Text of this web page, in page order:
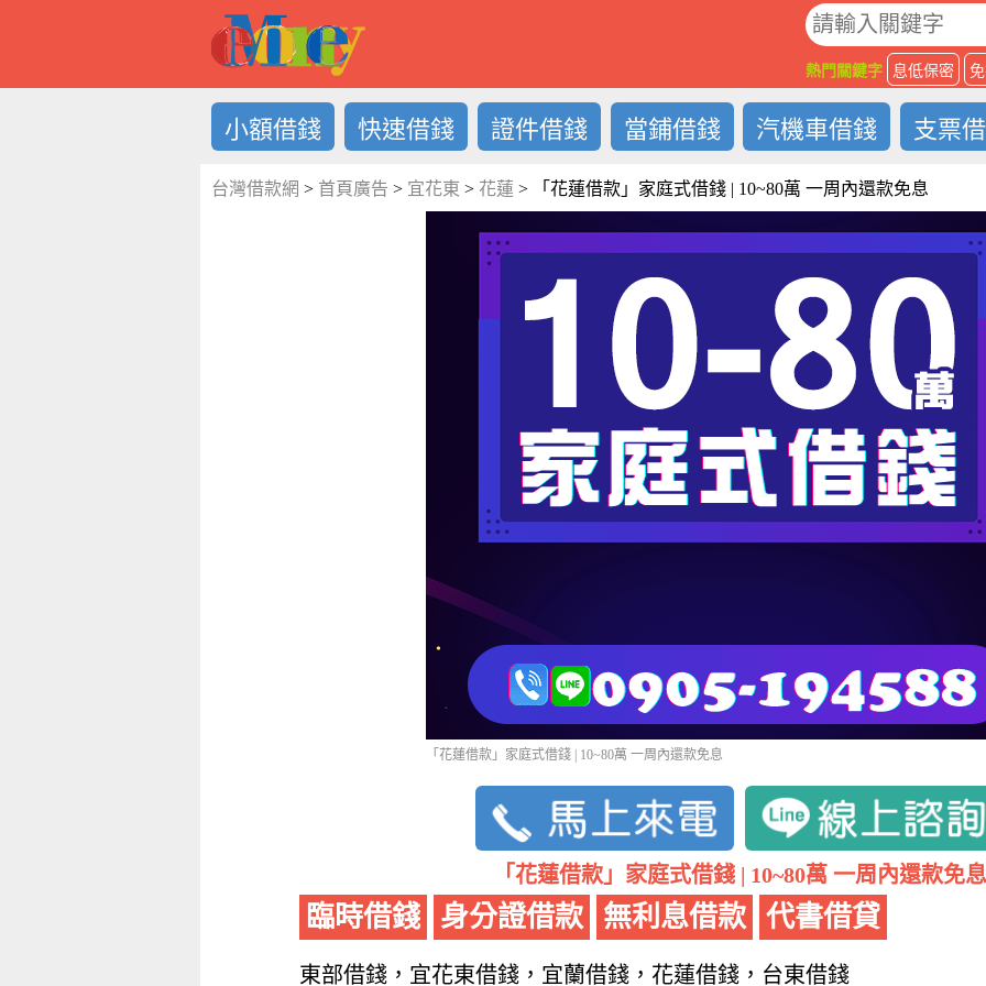
熱門關鍵字 息低保密
小額借錢 快速借錢 證件借錢 當鋪借錢 汽機車借錢 支票
台灣借款網 > 首頁廣告 > 宜花東 > 花蓮 > 「花蓮借款」家庭式借錢 | 10~80萬 一周內還款免息
「花蓮借款」家庭式借錢 | 10~80萬 一周內還款免息
「花蓮借款」家庭式借錢 | 10~80萬 一周內還款免息
臨時借錢 身分證借款 無利息借款 代書借貸
東部借錢，宜花東借錢，宜蘭借錢，花蓮借錢，台東借錢